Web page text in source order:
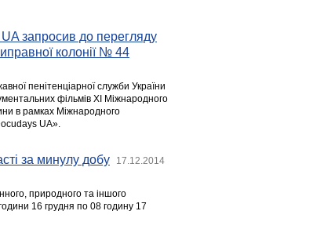
запросив до перегляду
колонії № 44
пенітенціарної служби України
фільмів XI Міжнародного
в рамках Міжнародного
UA».
за минулу добу
17.12.2014
природного та іншого
16 грудня по 08 годину 17